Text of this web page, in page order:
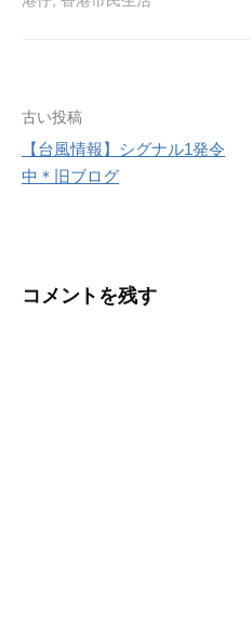
投
稿
ゲ
古い投稿
【台風情報】シグナル1発令
中＊旧ブログ
コメントを残す